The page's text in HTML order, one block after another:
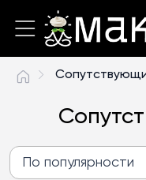
По популярности